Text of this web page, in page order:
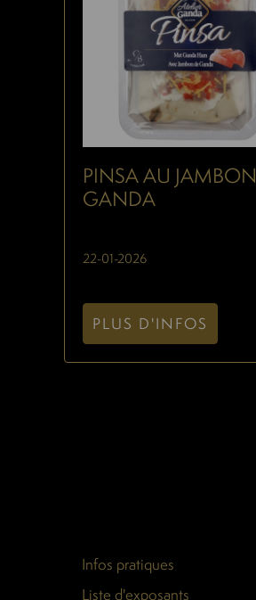
PINSA AU JAMBON
GANDA
22-01-2026
PLUS D'INFOS
Infos pratiques
Liste d'exposants